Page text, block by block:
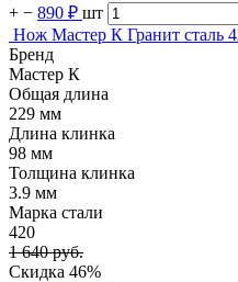
+ − 890 ₽ шт
Нож Мастер К Гранит сталь
Бренд
Мастер К
Общая длина
229 мм
Длина клинка
98 мм
Толщина клинка
3.9 мм
Марка стали
420
1 640 руб.
Скидка 46%